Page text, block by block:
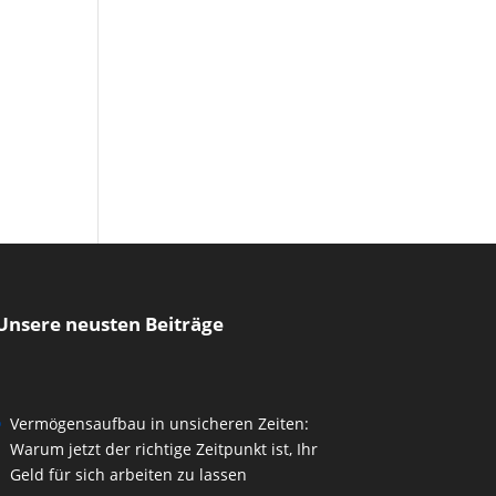
neusten Beiträge
Vermögensaufbau in unsicheren Zeiten:
Warum jetzt der richtige Zeitpunkt ist, Ihr
Geld für sich arbeiten zu lassen